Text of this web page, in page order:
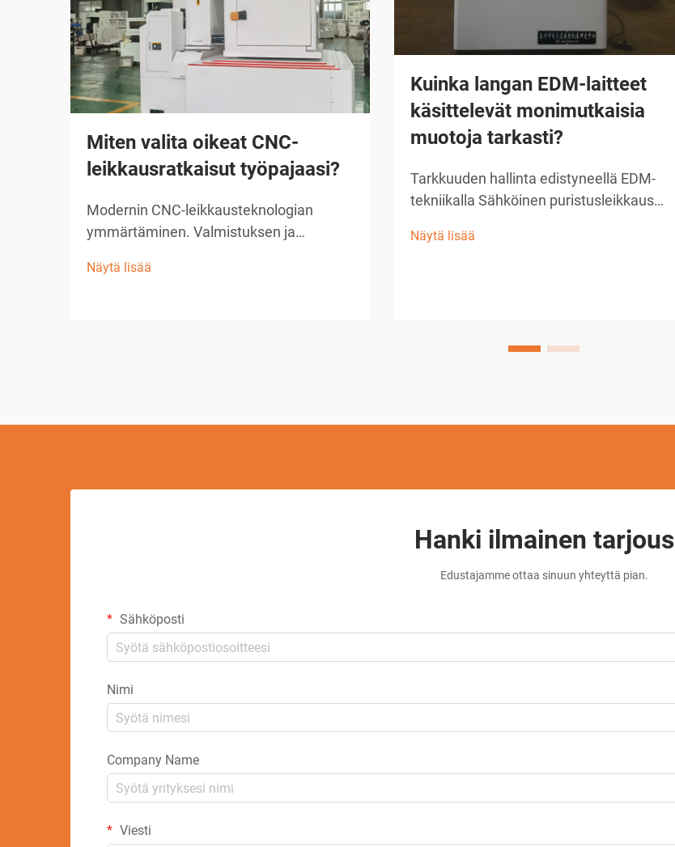
Miten valita oikeat CNC-
leikkausratkaisut työpajaasi?
Modernin CNC-leikkausteknologian
ymmärtäminen. Valmistuksen ja
uudistuneella CNC-leikkausratkaisulla,
Näytä lisää
Kuinka langan EDM-laitteet
käsittelevät monimutkaisia
muotoja tarkasti?
Tarkkuuden hallinta edistyneellä EDM-
tekniikalla Sähköinen puristusleikkaus
tarkkuusvalmistuksen kulmakivi, joka
Näytä lisää
Hanki ilmainen tarjous
Edustajamme ottaa sinuun yhteyttä pian.
Sähköposti
Nimi
Company Name
Viesti